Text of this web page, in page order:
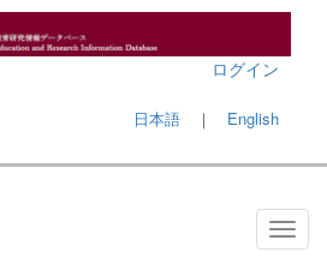
ログイン
日本語 ｜ English